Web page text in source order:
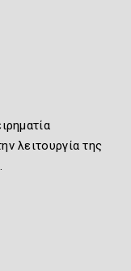
λειτουργία της